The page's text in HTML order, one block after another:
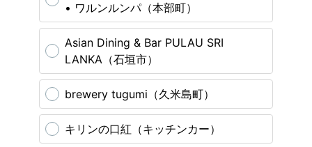
• ワルンルンパ（本部町）
Asian Dining & Bar PULAU SRI
LANKA（石垣市）
brewery tugumi（久米島町）
キリンの口紅（キッチンカー）